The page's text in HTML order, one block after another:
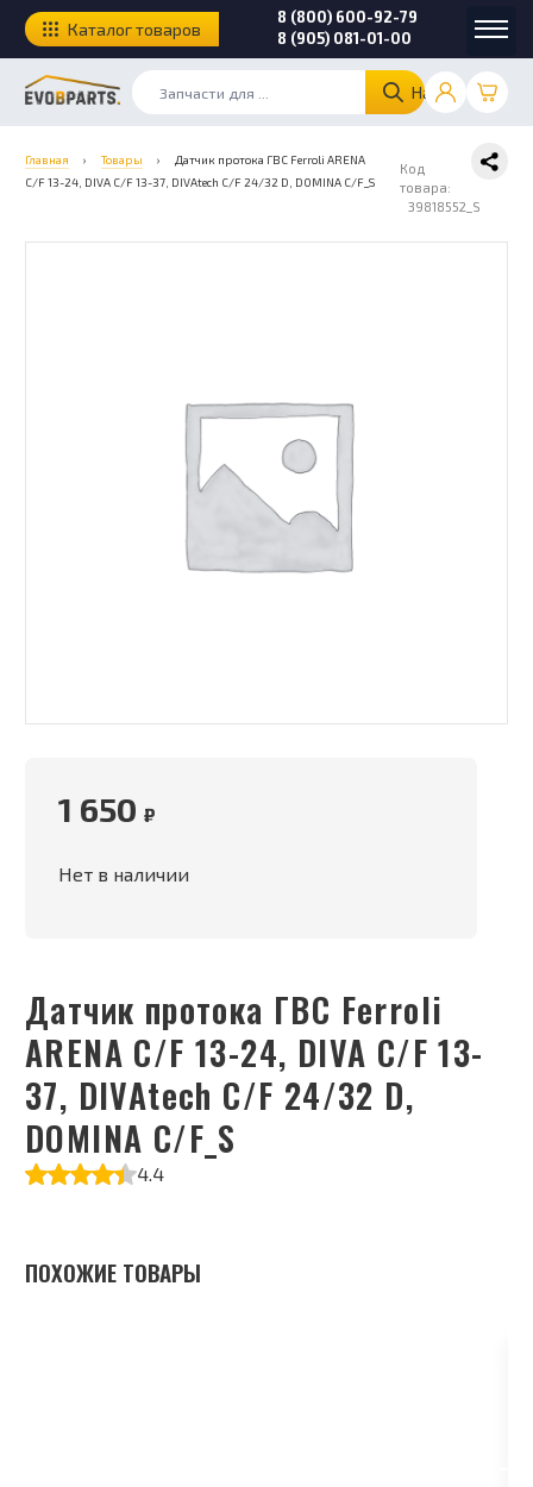
Найти
8 (800) 600-92-79
8 (905) 081-01-00
Каталог товаров
Главная › Товары ›
Датчик протока ГВС Ferroli ARENA
C/F 13-24, DIVA C/F 13-37, DIVAtech C/F 24/32 D, DOMINA C/F_S
Код
товара:
39818552_S
Датчик протока ГВС Ferroli
ARENA C/F 13-24, DIVA C/F 13-
37, DIVAtech C/F 24/32 D,
DOMINA C/F_S
4.4
1 650 ₽
Нет в наличии
ПОХОЖИЕ ТОВАРЫ